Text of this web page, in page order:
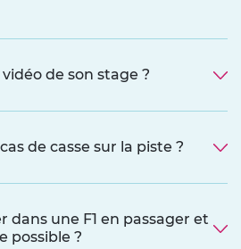
de son stage ?
de casse sur la piste ?
dans une F1 en passager et
possible ?